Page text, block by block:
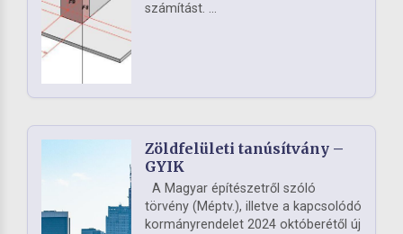
számítást. ...
Zöldfelületi tanúsítvány –
GYIK
A Magyar építészetről szóló
törvény (Méptv.), illetve a kapcsolódó
kormányrendelet 2024 októberétől új